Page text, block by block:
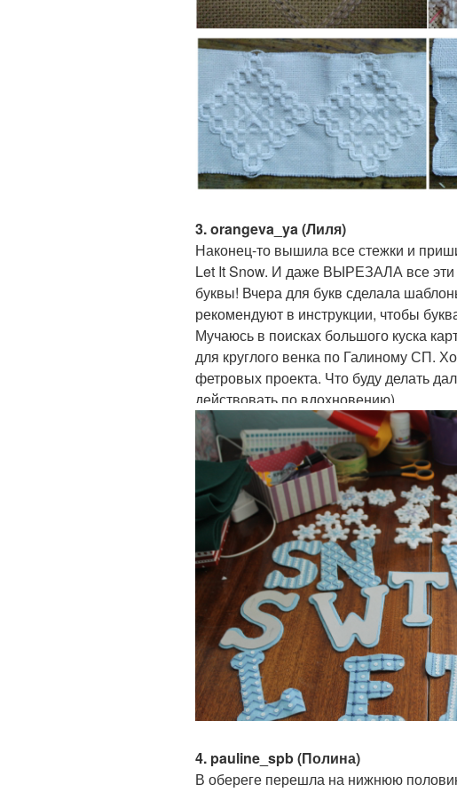
3. orangeva_ya (Лиля)
Наконец-то вышила все стежки и
Let It Snow. И даже ВЫРЕЗАЛА все эти
буквы! Вчера для букв сделала
рекомендуют в инструкции, чтобы
Мучаюсь в поисках большого куска
для круглого венка по Галиному СП.
фетровых проекта. Что буду делать
действовать по вдохновению)
4. pauline_spb (Полина)
В обереге перешла на нижнюю